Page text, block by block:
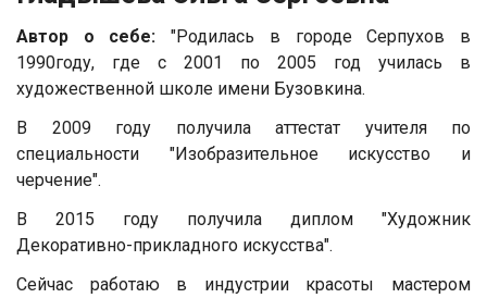
Автор о себе:"Родилась в городе Серпухов в
1990году, где с 2001 по 2005 год училась в
художественной школе имени Бузовкина.
В 2009 году получила аттестат учителя по
специальности "Изобразительное искусство и
черчение".
В 2015 году получила диплом "Художник
Декоративно-прикладного искусства".
Сейчас работаю в индустрии красоты мастером